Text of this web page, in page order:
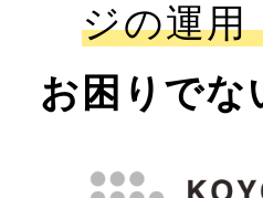
ジの運用
お困りでな